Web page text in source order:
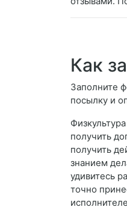
Как
Заполните
посылку и
получить
получить
знанием
удивитесь
точно